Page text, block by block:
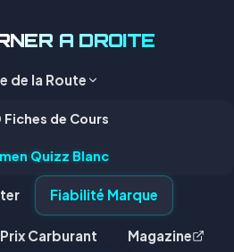
A DROITE
de la Route
Fiches de Cours
Quizz Blanc
Fiabilité Marque
Prix Carburant Magazine